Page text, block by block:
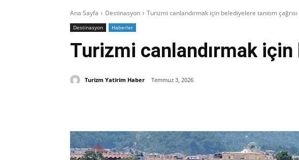
Ana Sayfa Destinasyon Turizmi canlandırmak için belediyelere tanıtım çağrısı
Destinasyon Haberler
Turizmi canlandırmak için
Turizm Yatirim Haber Temmuz 3, 2026